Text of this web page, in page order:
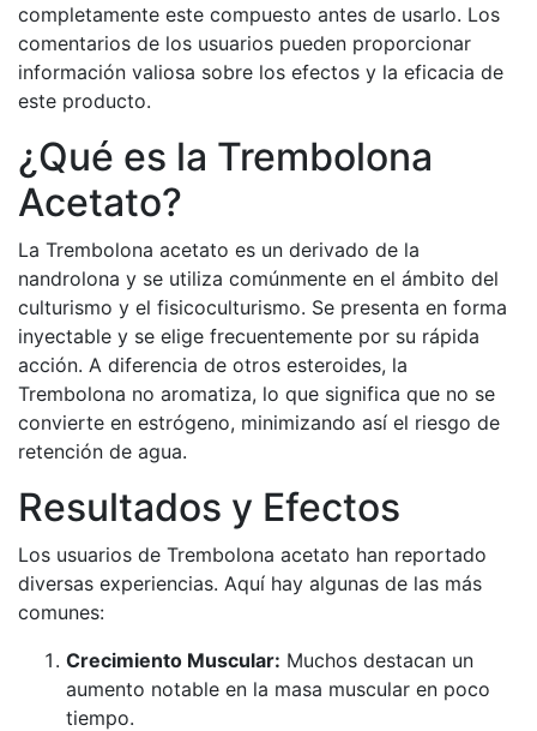
completamente este compuesto antes de usarlo. Los
comentarios de los usuarios pueden proporcionar
información valiosa sobre los efectos y la eficacia de
este producto.
¿Qué es la Trembolona
Acetato?
La Trembolona acetato es un derivado de la
nandrolona y se utiliza comúnmente en el ámbito del
culturismo y el fisicoculturismo. Se presenta en forma
inyectable y se elige frecuentemente por su rápida
acción. A diferencia de otros esteroides, la
Trembolona no aromatiza, lo que significa que no se
convierte en estrógeno, minimizando así el riesgo de
retención de agua.
Resultados y Efectos
Los usuarios de Trembolona acetato han reportado
diversas experiencias. Aquí hay algunas de las más
comunes:
Crecimiento Muscular: Muchos destacan un
aumento notable en la masa muscular en poco
tiempo.